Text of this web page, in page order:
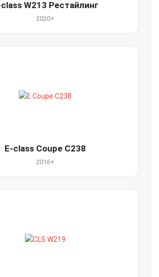
W213 Рестайлинг
2020+
E-class Coupe C238
2016+